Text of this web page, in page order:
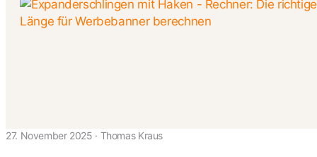
27. November 2025 · Thomas Kraus